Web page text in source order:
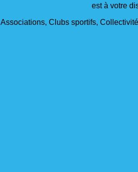
est à votre
Associations, Clubs sportifs,